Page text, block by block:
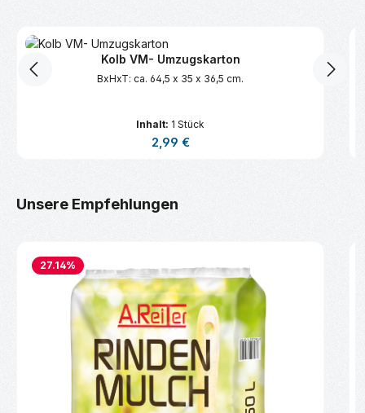
Kolb VM- Umzugskarton
BxHxT: ca. 64,5 x 35 x 36,5 cm.
Inhalt: 1 Stück
Regulärer Preis:
2,99 €
Produktgalerie überspringen
Unsere Empfehlungen
27.14%